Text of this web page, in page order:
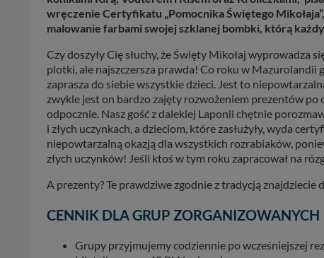
wręczenie Certyfikatu „Pomocnika Świętego
malowanie farbami swojej szklanej bombki, którą
Czy doszyły Cię słuchy, że Święty Mikołaj wyprowadza
plotki, ale najszczersza prawda! Co roku w
zaprasza do siebie wszystkie dzieci. Jest to
zwykle jest on bardzo zajęty rozwożeniem prezentów po
odpocznie. Nasz gość z dalekiej Laponii chętnie
i złych uczynkach, a dzieciom, które zasłużyły, wyda
niepowtarzalną okazją dla wszystkich rozrabiaków,
złych uczynków! Jeśli ktoś w tym roku zapracował na
A prezenty? Te prawdziwe zgodnie z tradycją
CENNIK DLA GRUP ZORGANIZOWANYCH
Grupy przyjmujemy codziennie po wcześniejszej